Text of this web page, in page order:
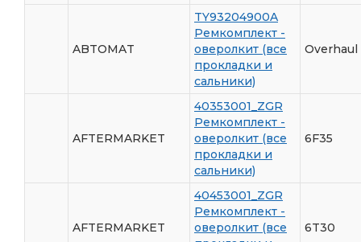
ABTOMAT
TY93204900A
Ремкомплект -
оверолкит (все
прокладки и
сальники)
AFTERMARKET
40353001_ZGR
Ремкомплект -
оверолкит (все
прокладки и
сальники)
6F35
AFTERMARKET
40453001_ZGR
Ремкомплект -
оверолкит (все
6T30